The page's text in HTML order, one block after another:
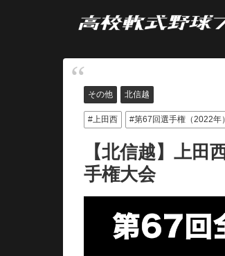
その他 北信越
上田西 第67回選手権（2022年）
【北信越】上田
手権大会